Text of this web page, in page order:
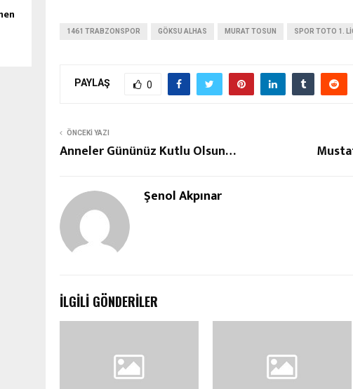
1461 TRABZONSPOR GÖKSU ALHAS MURAT TOSUN SPOR TOTO 1.
PAYLAŞ 0
ÖNCEKI YAZI
Anneler Gününüz Kutlu Olsun…
Şenol Akpınar
İLGILI GÖNDERILER